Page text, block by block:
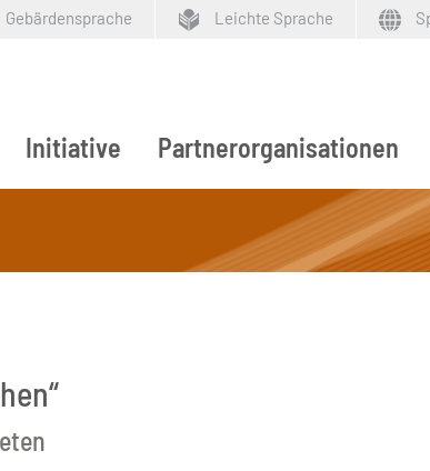
Gebärdensprache Leichte Sprache
Initiative Partnerorganisationen